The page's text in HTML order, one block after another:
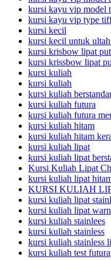
kursi kayu vip model
kursi kayu vip type
kursi kecil
kursi kecil untuk
kursi krisbow lipat
kursi krissbow lipat
kursi kuliah
kursi kuliah
kursi kuliah
kursi kuliah futura
kursi kuliah futura
kursi kuliah hitam
kursi kuliah hitam
kursi kuliah lipat
kursi kuliah lipat
Kursi Kuliah Lipat
kursi kuliah lipat
KURSI KULIAH
kursi kuliah lipat
kursi kuliah lipat
kursi kuliah stainlees
kursi kuliah stainless
kursi kuliah stainless
kursi kuliah test futura